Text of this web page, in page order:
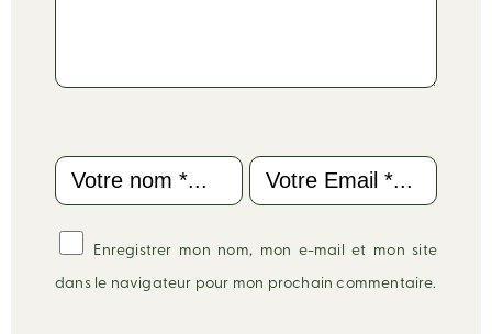
Enregistrer mon nom, mon e-mail et mon site
dans le navigateur pour mon prochain commentaire.